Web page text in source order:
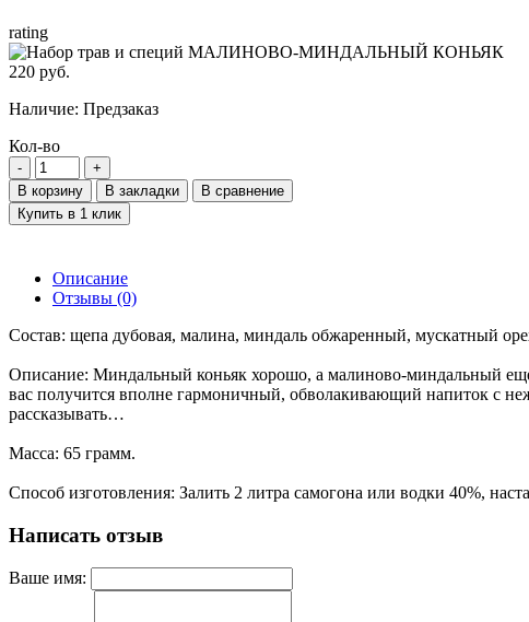
rating
220 руб.
Наличие: Предзаказ
Кол-во
В корзину В закладки
В сравнение
Купить в 1 клик
Описание
Отзывы (0)
Состав: щепа дубовая, малина, миндаль обжаренный, мускатный
Описание: Миндальный коньяк хорошо, а малиново-миндальный
вас получится вполне гармоничный, обволакивающий напиток с
рассказывать…
Масса: 65 грамм.
Способ изготовления: Залить 2 литра самогона или водки 40%,
Написать отзыв
Ваше имя: